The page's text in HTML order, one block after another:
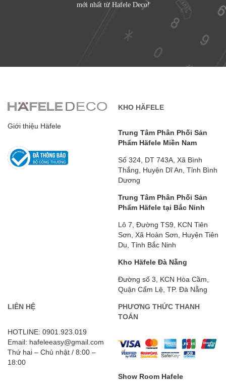
mới nhất từ Hafele Deco!
Giới thiệu Häfele
KHO HÄFELE
Trung Tâm Phân Phối Sản
Phẩm Häfele Miền Nam
Số 324, DT 743A, Xã Bình
Thắng, Huyện Dĩ An, Tỉnh Bình
Dương
Trung Tâm Phân Phối Sản
Phẩm Häfele tại Bắc Ninh
Lô 7, Đường TS9, KCN Tiên
Sơn, Xã Hoàn Sơn, Huyện Tiên
Du, Tỉnh Bắc Ninh
Kho Häfele Đà Nẵng
Đường số 3, KCN Hòa Cầm,
Quận Cẩm Lệ, TP. Đà Nẵng
LIÊN HỆ
HOTLINE: 0901.923.019
Email: hafeleeasy@gmail.com
Thứ hai – Chủ nhật / 8:00 –
18:00
PHƯƠNG THỨC THANH
TOÁN
Show Room Hafele